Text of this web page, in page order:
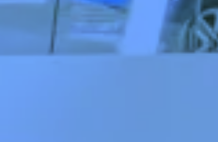
wij de juiste doelgroep bereiken en hiermee
onze advertenties het gewenste resultaat
opleveren. We kunnen op basis van cookies
nagaan in hoeverre de advertenties relevant
waren voor onze websitebezoekers. Daarnaast